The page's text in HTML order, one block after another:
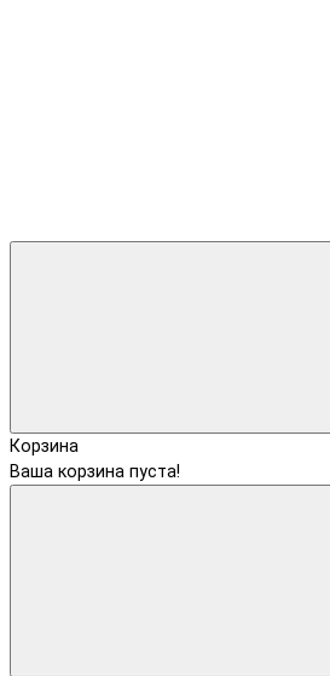
Корзина
Ваша корзина пуста!